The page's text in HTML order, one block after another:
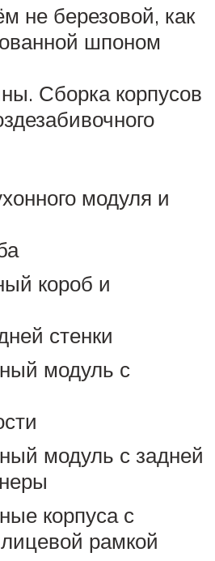
не березовой, как
шпоном
Сборка корпусов
модуля и
короб и
стенки
модуль с
модуль с задней
корпуса с
рамкой